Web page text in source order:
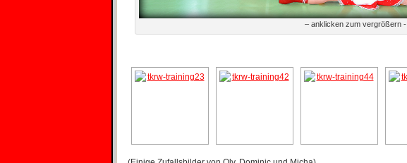
– anklicken zum vergrößern -